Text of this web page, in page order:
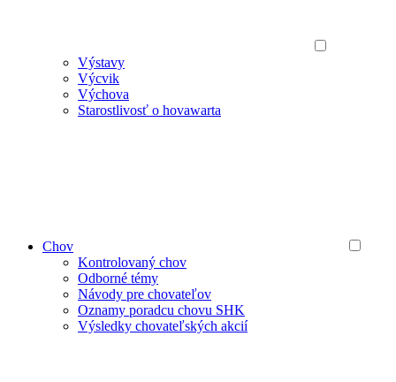
Výstavy
Výcvik
Výchova
Starostlivosť o hovawarta
Chov
Kontrolovaný chov
Odborné témy
Návody pre chovateľov
Oznamy poradcu chovu SHK
Výsledky chovateľských akcií